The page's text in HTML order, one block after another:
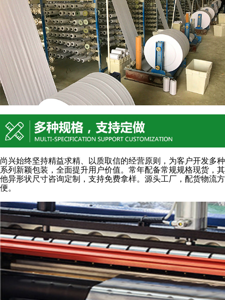
尚兴始终坚持精益求精、以质取信的经营原则，为客户开发多种
系列新颖包装，全面提升用户价值。常年配备常规规格现货，其
他异形状尺寸咨询定制，支持免费拿样。源头工厂，配货物流方
便。